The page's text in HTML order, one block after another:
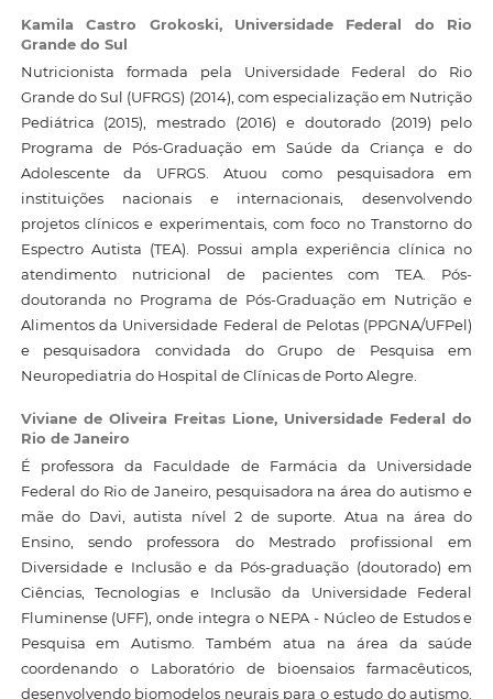
Kamila Castro Grokoski, Universidade Federal do Rio
Grande do Sul
Nutricionista formada pela Universidade Federal do Rio
Grande do Sul (UFRGS) (2014), com especialização em Nutrição
Pediátrica (2015), mestrado (2016) e doutorado (2019) pelo
Programa de Pós-Graduação em Saúde da Criança e do
Adolescente da UFRGS. Atuou como pesquisadora em
instituições nacionais e internacionais, desenvolvendo
projetos clínicos e experimentais, com foco no Transtorno do
Espectro Autista (TEA). Possui ampla experiência clínica no
atendimento nutricional de pacientes com TEA. Pós-
doutoranda no Programa de Pós-Graduação em Nutrição e
Alimentos da Universidade Federal de Pelotas (PPGNA/UFPel)
e pesquisadora convidada do Grupo de Pesquisa em
Neuropediatria do Hospital de Clínicas de Porto Alegre.
Viviane de Oliveira Freitas Lione, Universidade Federal do
Rio de Janeiro
É professora da Faculdade de Farmácia da Universidade
Federal do Rio de Janeiro, pesquisadora na área do autismo e
mãe do Davi, autista nível 2 de suporte. Atua na área do
Ensino, sendo professora do Mestrado profissional em
Diversidade e Inclusão e da Pós-graduação (doutorado) em
Ciências, Tecnologias e Inclusão da Universidade Federal
Fluminense (UFF), onde integra o NEPA - Núcleo de Estudos e
Pesquisa em Autismo. Também atua na área da saúde
coordenando o Laboratório de bioensaios farmacêuticos,
desenvolvendo biomodelos neurais para o estudo do autismo.